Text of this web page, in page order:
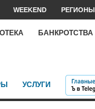
WEEKEND РЕГИОНЫ
БАНКРОТСТВА
УСЛУГИ